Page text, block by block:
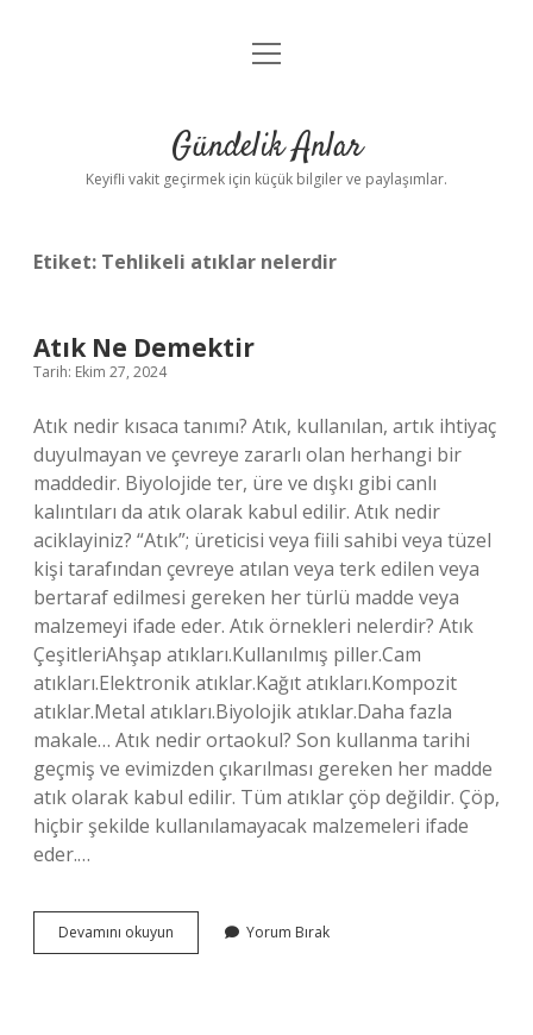
Anasayfa
Yasal Uyarı
menüyü
Gündelik Anlar
Keyifli vakit geçirmek için küçük bilgiler ve paylaşımlar.
Etiket: Tehlikeli atıklar nelerdir
Atık Ne Demektir
Tarih: Ekim 27, 2024
Atık nedir kısaca tanımı? Atık, kullanılan, artık ihtiyaç
duyulmayan ve çevreye zararlı olan herhangi bir
maddedir. Biyolojide ter, üre ve dışkı gibi canlı
kalıntıları da atık olarak kabul edilir. Atık nedir
aciklayiniz? “Atık”; üreticisi veya fiili sahibi veya tüzel
kişi tarafından çevreye atılan veya terk edilen veya
bertaraf edilmesi gereken her türlü madde veya
malzemeyi ifade eder. Atık örnekleri nelerdir? Atık
ÇeşitleriAhşap atıkları.Kullanılmış piller.Cam
atıkları.Elektronik atıklar.Kağıt atıkları.Kompozit
atıklar.Metal atıkları.Biyolojik atıklar.Daha fazla
makale… Atık nedir ortaokul? Son kullanma tarihi
geçmiş ve evimizden çıkarılması gereken her madde
atık olarak kabul edilir. Tüm atıklar çöp değildir. Çöp,
hiçbir şekilde kullanılamayacak malzemeleri ifade
eder.…
Devamını okuyun
Ne
Yorum Bırak